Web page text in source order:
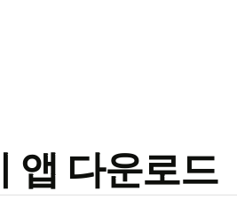
앱 다운로드